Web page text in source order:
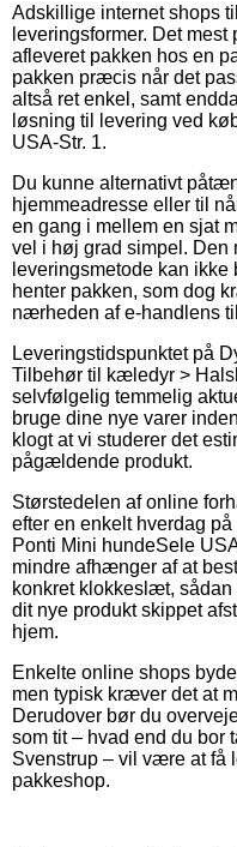
Adskillige internet shops
leveringsformer. Det
afleveret pakken hos en
pakken præcis når det
altså ret enkel, samt
løsning til levering ved
USA-Str. 1.
Du kunne alternativt
hjemmeadresse eller til
en gang i mellem en sjat
vel i høj grad simpel. Den
leveringsmetode kan
henter pakken, som dog
nærheden af e-handlens
Leveringstidspunktet på
Tilbehør til kæledyr >
selvfølgelig temmelig
bruge dine nye varer
klogt at vi studerer det
pågældende produkt.
Størstedelen af online
efter en enkelt hverdag
Ponti Mini hundeSele
mindre afhænger af at
konkret klokkeslæt,
dit nye produkt skippet
hjem.
Enkelte online shops
men typisk kræver det at
Derudover bør du
som tit – hvad end du bor
Svenstrup – vil være at få
pakkeshop.